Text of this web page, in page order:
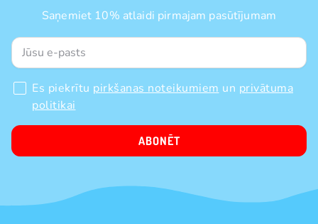
Saņemiet 10% atlaidi pirmajam pasūtījumam
Es piekrītu pirkšanas noteikumiem un privātuma
politikai
ABONĒT